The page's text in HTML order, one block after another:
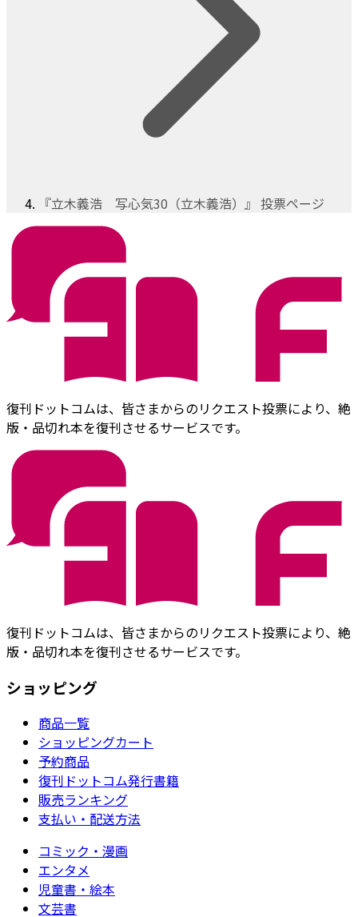
『立木義浩 写心気30（立木義浩）』 投票ページ
復刊ドットコムは、皆さまからのリクエスト投票により、絶
版・品切れ本を復刊させるサービスです。
復刊ドットコムは、皆さまからのリクエスト投票により、絶
版・品切れ本を復刊させるサービスです。
ショッピング
商品一覧
ショッピングカート
予約商品
復刊ドットコム発行書籍
販売ランキング
支払い・配送方法
コミック・漫画
エンタメ
児童書・絵本
文芸書